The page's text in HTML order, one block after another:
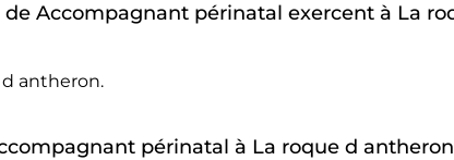
Accompagnant périnatal exercent à La
antheron.
périnatal à La roque d